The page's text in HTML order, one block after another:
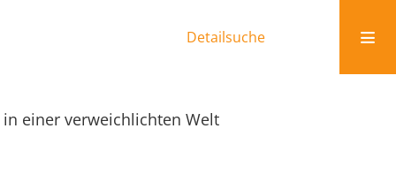
Detailsuche
einer verweichlichten Welt